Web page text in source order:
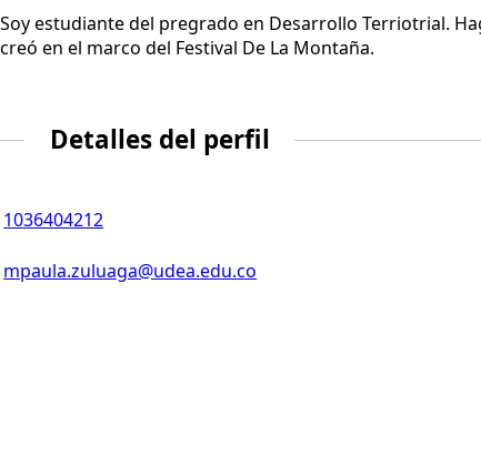
Soy estudiante del pregrado en Desarrollo Terriotrial.
creó en el marco del Festival De La Montaña.
Detalles del perfil
1036404212
mpaula.zuluaga@udea.edu.co